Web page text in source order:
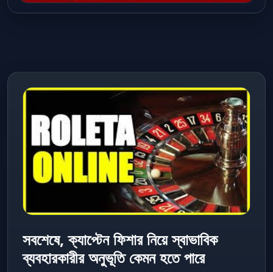
সবশেষে, ক্যাপ্টেন ফিশার নিয়ে স্বাভাবিক
ব্যবহারকারীর অনুভূতি কেমন হতে পারে